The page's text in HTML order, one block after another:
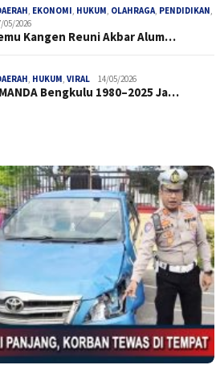
, EKONOMI, HUKUM, OLAHRAGA, PENDIDIKAN,
05/2026
Kangen Reuni Akbar Alum…
, HUKUM, VIRAL 14/05/2026
Bengkulu 1980–2025 Ja…